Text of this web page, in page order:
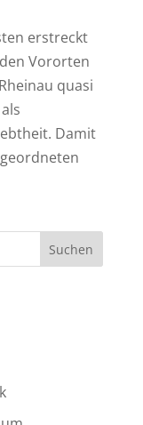
erstreckt
Vororten
quasi
Damit